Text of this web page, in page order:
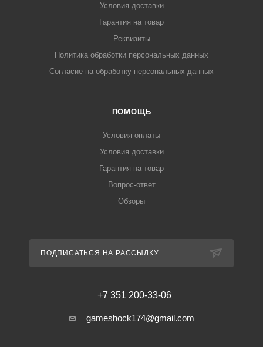
Условия доставки
Гарантия на товар
Реквизиты
Политика обработки персональных данных
Согласие на обработку персональных данных
ПОМОЩЬ
Условия оплаты
Условия доставки
Гарантия на товар
Вопрос-ответ
Обзоры
ПОДПИСАТЬСЯ НА РАССЫЛКУ
+7 351 200-33-06
gameshock174@gmail.com